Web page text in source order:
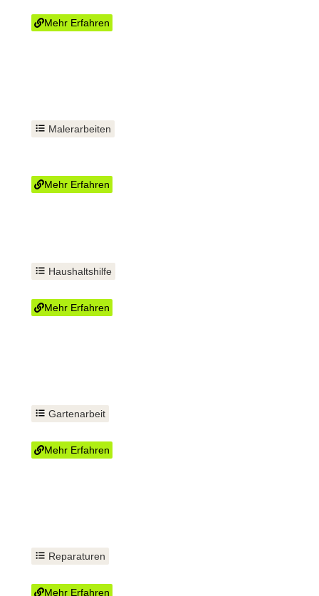
Mehr Erfahren
Malerarbeiten
Mehr Erfahren
Haushaltshilfe
Mehr Erfahren
Gartenarbeit
Mehr Erfahren
Reparaturen
Mehr Erfahren